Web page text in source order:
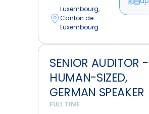
Luxembourg,
Canton de
Luxembourg
SENIOR AUDITOR -
HUMAN-SIZED,
GERMAN SPEAKER
FULL TIME
Senior
Auditor
Human-
sized,